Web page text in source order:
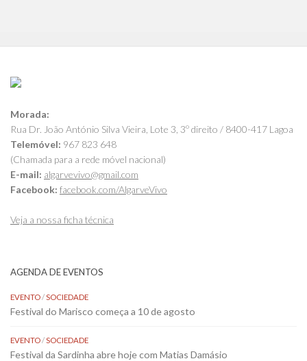
Morada:
Rua Dr. João António Silva Vieira, Lote 3, 3º direito / 8400-417 Lagoa
Telemóvel: 967 823 648
(Chamada para a rede móvel nacional)
E-mail: algarvevivo@gmail.com
Facebook: facebook.com/AlgarveVivo
Veja a nossa ficha técnica
AGENDA DE EVENTOS
EVENTO/SOCIEDADE
Festival do Marisco começa a 10 de agosto
EVENTO/SOCIEDADE
Festival da Sardinha abre hoje com Matias Damásio